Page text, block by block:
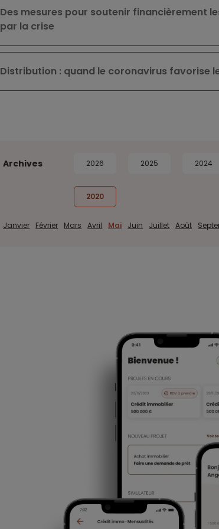
Des mesures pour soutenir financièrement
par la crise
Distribution : quand le coronavirus favorise
Archives 2026 2025 2024
2020
Janvier Février Mars Avril Mai Juin Juillet Août